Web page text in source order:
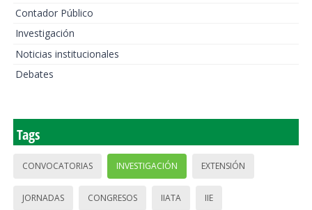
Contador Público
Investigación
Noticias institucionales
Debates
Tags
CONVOCATORIAS INVESTIGACIÓN EXTENSIÓN
JORNADAS CONGRESOS IIATA IIE